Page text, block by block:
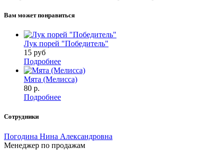
Вам может понравиться
Лук порей "Победитель"
15 руб
Подробнее
Мята (Мелисса)
80 р.
Подробнее
Сотрудники
Погодина Нина Александровна
Менеджер по продажам